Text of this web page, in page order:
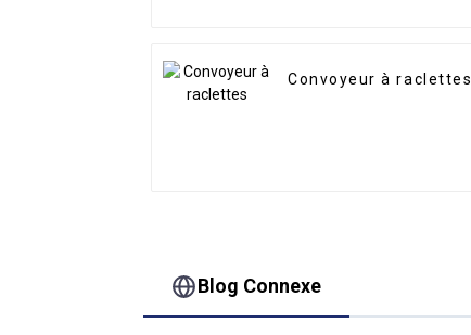
Convoyeur à raclettes
Blog Connexe